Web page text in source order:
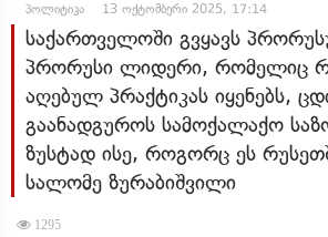
პოლიტიკა 13 ოქტომბერი 2025, 17:14
საქართველოში გვყავს
პრორუსი ლიდერი, რომელიც
აღებულ პრაქტიკას იყენებს,
გაანადგუროს სამოქალაქო
ზუსტად ისე, როგორც ეს
სალომე ზურაბიშვილი
1295